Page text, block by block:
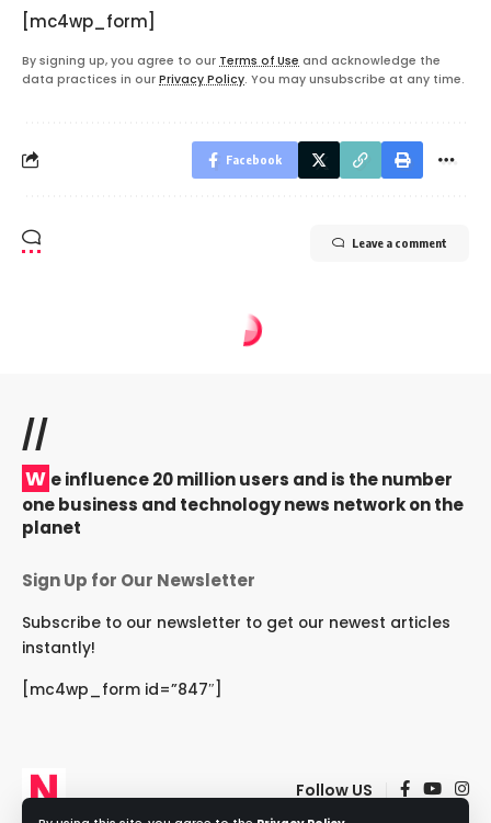
[mc4wp_form]
By signing up, you agree to our Terms of Use and acknowledge the
data practices in our Privacy Policy. You may unsubscribe at any time.
Facebook
Leave a comment
//
W e influence 20 million users and is the number
one business and technology news network on the
planet
Sign Up for Our Newsletter
Subscribe to our newsletter to get our newest articles
instantly!
[mc4wp_form id=”847″]
Follow US